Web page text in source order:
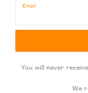
Email
You will never
We